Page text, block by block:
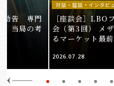
勧告 専門
、当局の考
対談・座談・インタビ
［座談会］LBO
会（第3回） メ
るマーケット最
2026.07.28